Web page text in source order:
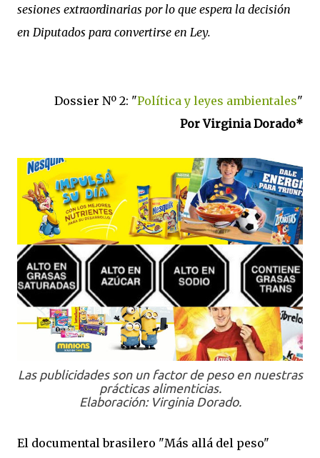
sesiones extraordinarias por lo que espera la decisión
en Diputados para convertirse en Ley.
Dossier Nº 2: "Política y leyes ambientales"
Por Virginia Dorado*
Las publicidades son un factor de peso en nuestras
prácticas alimenticias.
Elaboración: Virginia Dorado.
El documental brasilero "Más allá del peso"